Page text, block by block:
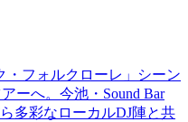
・フォルクローレ」シーン
ーへ。今池・Sound Bar
多彩なローカルDJ陣と共